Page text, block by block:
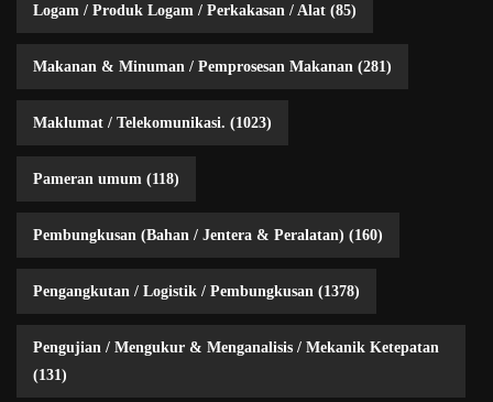
Logam / Produk Logam / Perkakasan / Alat (85)
Makanan & Minuman / Pemprosesan Makanan (281)
Maklumat / Telekomunikasi. (1023)
Pameran umum (118)
Pembungkusan (Bahan / Jentera & Peralatan) (160)
Pengangkutan / Logistik / Pembungkusan (1378)
Pengujian / Mengukur & Menganalisis / Mekanik Ketepatan
(131)